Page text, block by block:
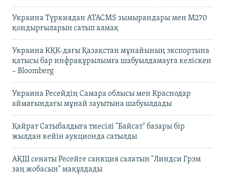
Украина Түркиядан ATACMS зымырандары мен M270
қондырғыларын сатып алмақ
Украина КҚК-дағы Қазақстан мұнайының экспортына
қатысы бар инфрақұрылымға шабуылдамауға келіскен
– Bloomberg
Украина Ресейдің Самара облысы мен Краснодар
аймағындағы мұнай зауытына шабуылдады
Қайрат Сатыбалдыға тиесілі "Байсат" базары бір
жылдан кейін аукционда сатылды
АҚШ сенаты Ресейге санкция салатын "Линдси Грэм
заң жобасын" мақұлдады